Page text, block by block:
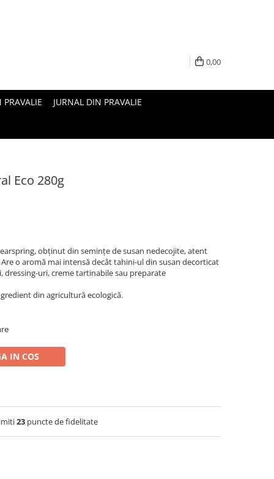
0,00
PRAVALIE JURNAL DIN PRAVALIE
Eco 280g
obținut din semințe de susan nedecojite, atent
o aromă mai intensă decât tahini-ul din susan decorticat
dressing-uri, creme tartinabile sau preparate
din agricultură ecologică.
IN COS
23 puncte de fidelitate